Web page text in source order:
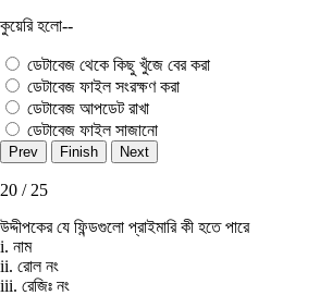
কুয়েরি হলো--
ডেটাবেজ থেকে কিছু খুঁজে বের করা
ডেটাবেজ ফাইল সংরক্ষণ করা
ডেটাবেজ আপডেট রাখা
ডেটাবেজ ফাইল সাজানাে
20 / 25
উদ্দীপকের যে ফিন্ডগুলাে প্রাইমারি কী হতে পারে
i. নাম
ii. রােল নং
iii. রেজিঃ নং